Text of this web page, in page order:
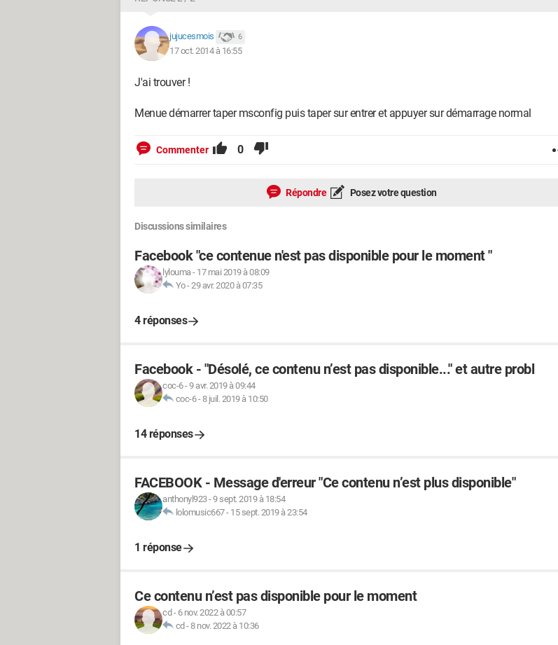
jujucesmois 6
17 oct. 2014 à 16:55
J'ai trouver !
Menue démarrer taper msconfig puis taper sur entrer et appuyer sur démarrage normal
Commenter 0
Répondre Posez votre question
Discussions similaires
Facebook "ce contenue n'est pas disponible pour le moment "
lylouma- 17 mai 2019 à 08:09
Yo-29 avr. 2020 à 07:35
4 réponses
Facebook - "Désolé, ce contenu n’est pas disponible..." et autre probl
coc-6-9 avr. 2019 à 09:44
coc-6-8 juil. 2019 à 10:50
14 réponses
FACEBOOK - Message d'erreur "Ce contenu n’est plus disponible"
anthonyl923-9 sept. 2019 à 18:54
lolomusic667- 15 sept. 2019 à 23:54
1 réponse
Ce contenu n’est pas disponible pour le moment
cd - 6 nov. 2022 à 00:57
cd -8 nov. 2022 à 10:36